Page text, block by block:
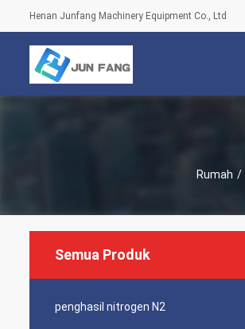
Henan Junfang Machinery Equipment Co., Ltd
Rumah /
Semua Produk
penghasil nitrogen N2